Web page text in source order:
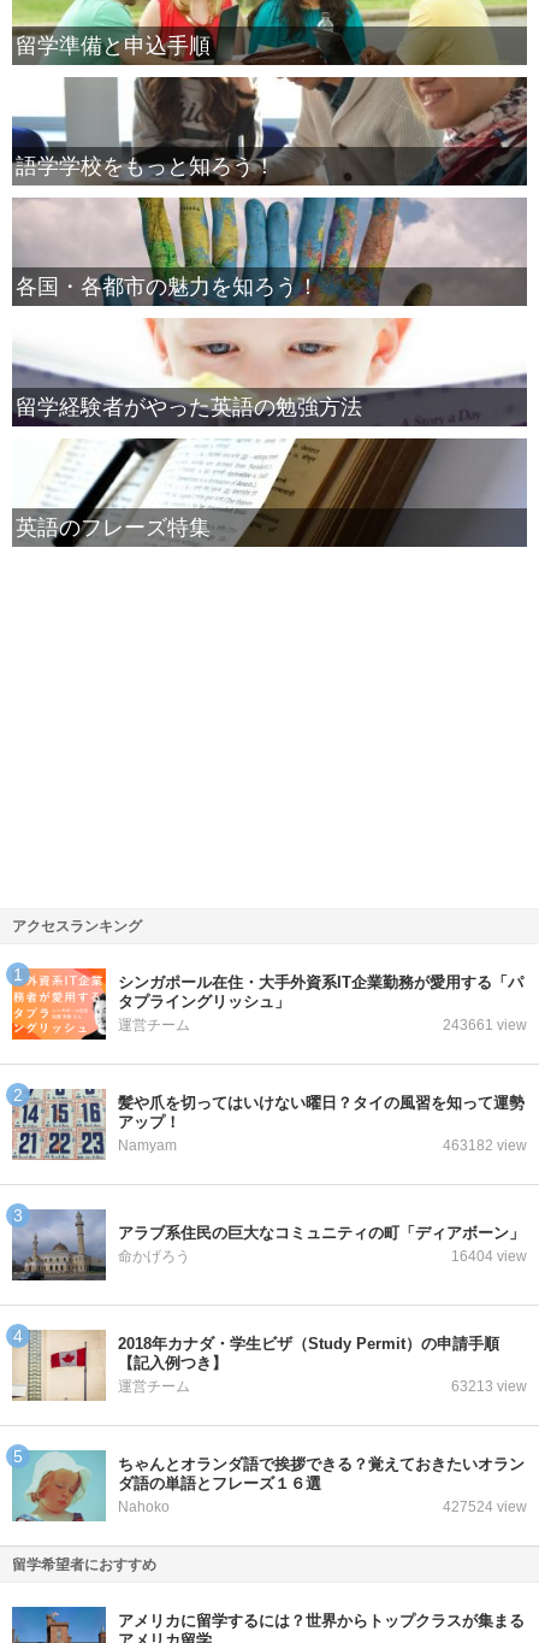
留学準備と申込手順
語学学校をもっと知ろう！
各国・各都市の魅力を知ろう！
留学経験者がやった英語の勉強方法
英語のフレーズ特集
アクセスランキング
シンガポール在住・大手外資系IT企業勤務が愛用する「パ
タプライングリッシュ」
運営チーム 243661 view
髪や爪を切ってはいけない曜日？タイの風習を知って運勢
アップ！
Namyam 463182 view
アラブ系住民の巨大なコミュニティの町「ディアボーン」
命かげろう 16404 view
2018年カナダ・学生ビザ（Study Permit）の申請手順
【記入例つき】
運営チーム 63213 view
ちゃんとオランダ語で挨拶できる？覚えておきたいオラン
ダ語の単語とフレーズ１６選
Nahoko 427524 view
留学希望者におすすめ
アメリカに留学するには？世界からトップクラスが集まる